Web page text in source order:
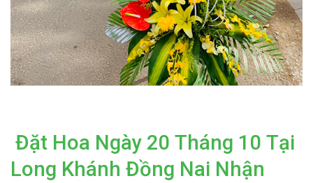
Đặt Hoa Ngày 20 Tháng 10 Tại
Long Khánh Đồng Nai Nhận